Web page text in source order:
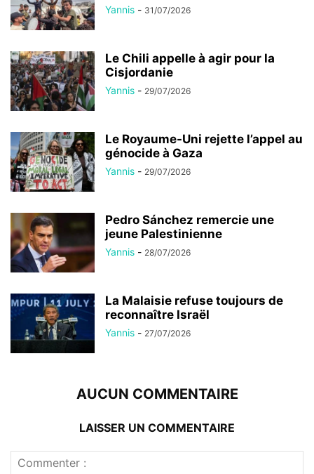
Yannis - 31/07/2026
Le Chili appelle à agir pour la
Cisjordanie
Yannis - 29/07/2026
Le Royaume-Uni rejette l’appel au
génocide à Gaza
Yannis - 29/07/2026
Pedro Sánchez remercie une
jeune Palestinienne
Yannis - 28/07/2026
La Malaisie refuse toujours de
reconnaître Israël
Yannis - 27/07/2026
AUCUN COMMENTAIRE
LAISSER UN COMMENTAIRE